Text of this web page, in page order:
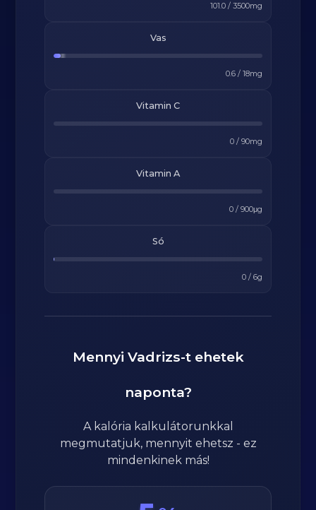
101.0/ 3500mg
Vas
0.6/ 18mg
Vitamin C
0/ 90mg
Vitamin A
0/ 900μg
Só
0/ 6g
Mennyi Vadrizs-t ehetek
naponta?
A kalória kalkulátorunkkal
megmutatjuk, mennyit ehetsz - ez
mindenkinek más!